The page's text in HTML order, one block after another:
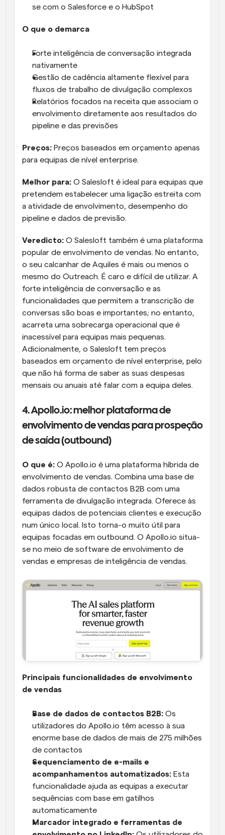
se com o Salesforce e o HubSpot
O que o demarca
Forte inteligência de conversação integrada
nativamente
Gestão de cadência altamente flexível para
fluxos de trabalho de divulgação complexos
Relatórios focados na receita que associam o
envolvimento diretamente aos resultados do
pipeline e das previsões
Preços: Preços baseados em orçamento apenas
para equipas de nível enterprise.
Melhor para: O Salesloft é ideal para equipas que
pretendem estabelecer uma ligação estreita com
a atividade de envolvimento, desempenho do
pipeline e dados de previsão.
Veredicto: O Salesloft também é uma plataforma
popular de envolvimento de vendas. No entanto,
o seu calcanhar de Aquiles é mais ou menos o
mesmo do Outreach. É caro e difícil de utilizar. A
forte inteligência de conversação e as
funcionalidades que permitem a transcrição de
conversas são boas e importantes; no entanto,
acarreta uma sobrecarga operacional que é
inacessível para equipas mais pequenas.
Adicionalmente, o Salesloft tem preços
baseados em orçamento de nível enterprise, pelo
que não há forma de saber as suas despesas
mensais ou anuais até falar com a equipa deles.
4. Apollo.io: melhor plataforma de
envolvimento de vendas para prospeção
de saída (outbound)
O que é: O Apollo.io é uma plataforma híbrida de
envolvimento de vendas. Combina uma base de
dados robusta de contactos B2B com uma
ferramenta de divulgação integrada. Oferece às
equipas dados de potenciais clientes e execução
num único local. Isto torna-o muito útil para
equipas focadas em outbound. O Apollo.io situa-
se no meio de software de envolvimento de
vendas e empresas de inteligência de vendas.
Principais funcionalidades de envolvimento
de vendas
Base de dados de contactos B2B: Os
utilizadores do Apollo.io têm acesso à sua
enorme base de dados de mais de 275 milhões
de contactos
Sequenciamento de e-mails e
acompanhamentos automatizados: Esta
funcionalidade ajuda as equipas a executar
sequências com base em gatilhos
automaticamente
Marcador integrado e ferramentas de